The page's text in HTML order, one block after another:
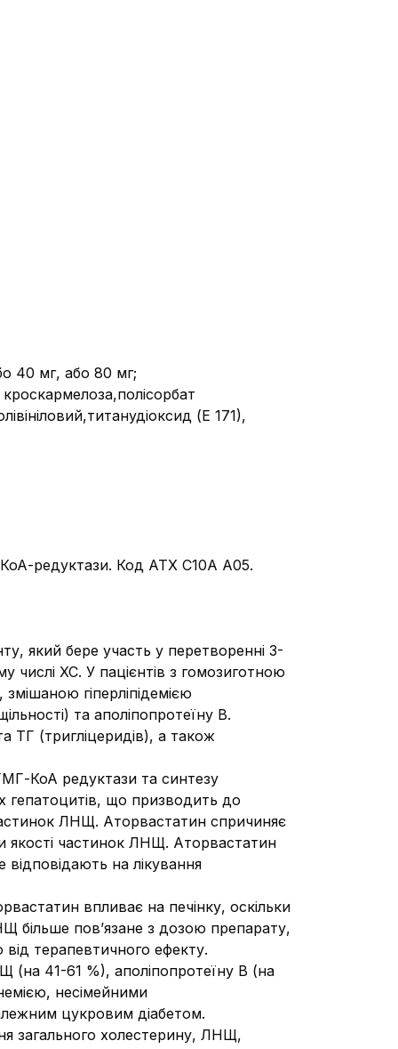
40 мг, або 80 мг;
(Е 171),
редуктази. Код АТХ C10A A05.
який бере участь у перетворенні 3-
числі ХС. У пацієнтів з гомозиготною
гіперліпідемією
та аполіпопротеїну В.
ТГ (тригліцеридів), а також
КоА редуктази та синтезу
гепатоцитів, що призводить до
ЛНЩ. Аторвастатин спричиняє
якості частинок ЛНЩ. Аторвастатин
на лікування
впливає на печінку, оскільки
більше пов’язане з дозою препарату,
терапевтичного ефекту.
(на 41-61 %), аполіпопротеїну В (на
несімейними
цукровим діабетом.
загального холестерину, ЛНЩ,